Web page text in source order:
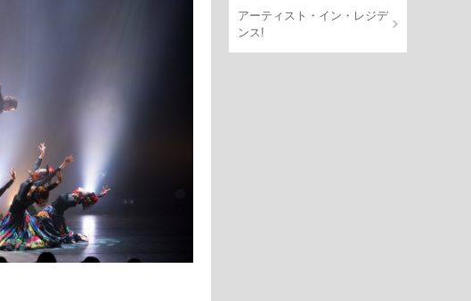
アーティスト・イン・レジデ
ンス!